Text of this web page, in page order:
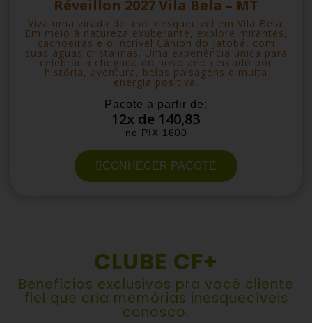
Réveillon 2027 Vila Bela – MT
Viva uma virada de ano inesquecível em Vila Bela!
Em meio à natureza exuberante, explore mirantes,
cachoeiras e o incrível Cânion do Jatobá, com
suas águas cristalinas. Uma experiência única para
celebrar a chegada do novo ano cercado por
história, aventura, belas paisagens e muita
energia positiva.
Pacote a partir de:
12x de 140,83
no PIX 1600
CONHECER PACOTE
CLUBE CF+
Benefícios exclusivos pra você cliente
fiel que cria memórias inesquecíveis
conosco.